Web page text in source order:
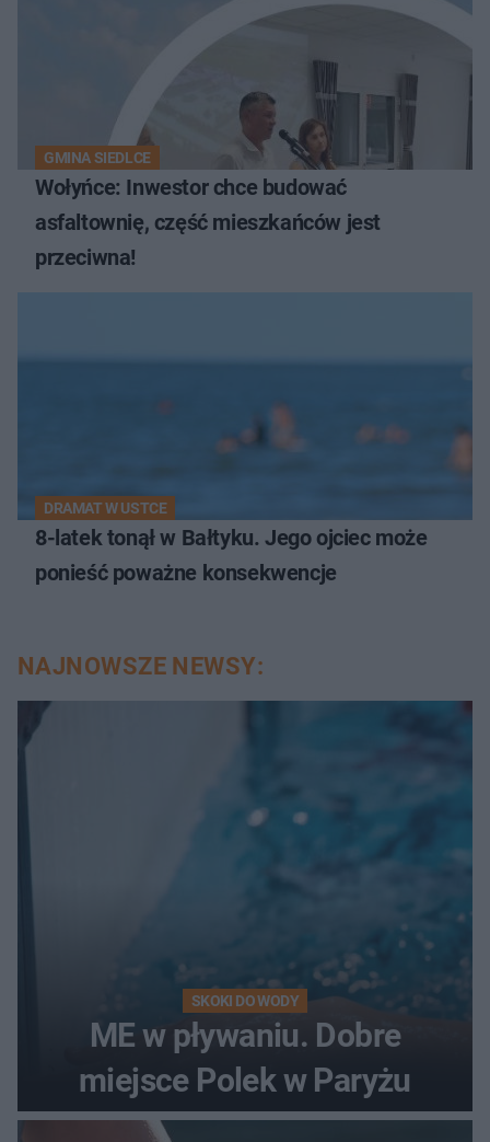
GMINA SIEDLCE
Wołyńce: Inwestor chce budować
asfaltownię, część mieszkańców jest
przeciwna!
DRAMAT W USTCE
8-latek tonął w Bałtyku. Jego ojciec może
ponieść poważne konsekwencje
NAJNOWSZE NEWSY:
SKOKI DO WODY
ME w pływaniu. Dobre
miejsce Polek w Paryżu